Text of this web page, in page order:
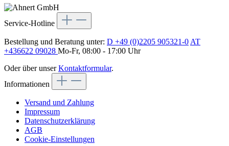
Service-Hotline
Bestellung und Beratung unter: D +49 (0)2205 905321-0 AT
+436622 09028 Mo-Fr, 08:00 - 17:00 Uhr
Oder über unserKontaktformular.
Informationen
Versand und Zahlung
Impressum
Datenschutzerklärung
AGB
Cookie-Einstellungen